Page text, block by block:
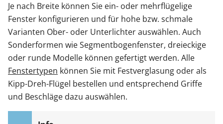
Je nach Breite können Sie ein- oder mehrflügelige
Fenster konfigurieren und für hohe bzw. schmale
Varianten Ober- oder Unterlichter auswählen. Auch
Sonderformen wie Segmentbogenfenster, dreieckige
oder runde Modelle können gefertigt werden. Alle
Fenstertypen können Sie mit Festverglasung oder als
Kipp-Dreh-Flügel bestellen und entsprechend Griffe
und Beschläge dazu auswählen.